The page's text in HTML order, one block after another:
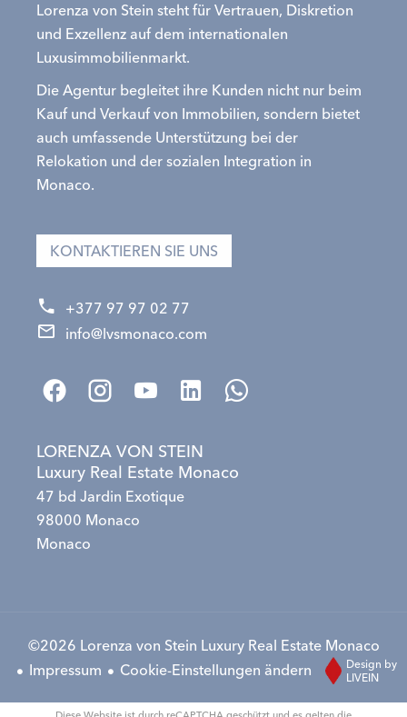
Lorenza von Stein steht für Vertrauen, Diskretion
und Exzellenz auf dem internationalen
Luxusimmobilienmarkt.
Die Agentur begleitet ihre Kunden nicht nur beim
Kauf und Verkauf von Immobilien, sondern bietet
auch umfassende Unterstützung bei der
Relokation und der sozialen Integration in
Monaco.
KONTAKTIEREN SIE UNS
+377 97 97 02 77
info@lvsmonaco.com
LORENZA VON STEIN
Luxury Real Estate Monaco
47 bd Jardin Exotique
98000 Monaco
Monaco
©2026 Lorenza von Stein Luxury Real Estate Monaco
Impressum
Cookie-Einstellungen ändern
Design by
LIVEIN